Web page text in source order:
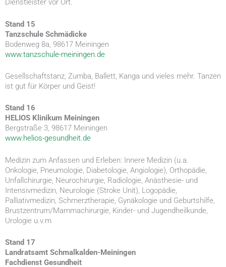
Dienstleister vor Ort.
Stand 15
Tanzschule Schmädicke
Bodenweg 8a, 98617 Meiningen
www.tanzschule-meiningen.de
Gesellschaftstanz, Zumba, Ballett, Kanga und vieles mehr. Tanzen
ist gut für Körper und Geist!
Stand 16
HELIOS Klinikum Meiningen
Bergstraße 3, 98617 Meiningen
www.helios-gesundheit.de
Medizin zum Anfassen und Erleben: Innere Medizin (u.a.
Onkologie, Pneumologie, Diabetologie, Angiologie), Orthopädie,
Unfallchirurgie, Neurochirurgie, Radiologie, Anästhesie- und
Intensivmedizin, Neurologie (Stroke Unit), Logopädie,
Palliativmedizin, Schmerztherapie, Gynäkologie und Geburtshilfe,
Brustzentrum/Mammachirurgie, Kinder- und Jugendheilkunde,
Urologie u.v.m
Stand 17
Landratsamt Schmalkalden-Meiningen
Fachdienst Gesundheit